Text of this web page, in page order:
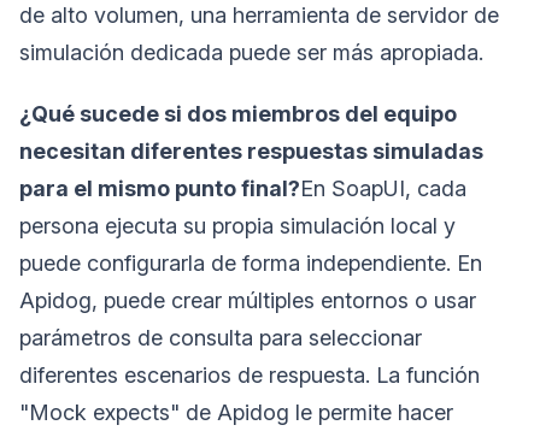
de alto volumen, una herramienta de servidor de
simulación dedicada puede ser más apropiada.
¿Qué sucede si dos miembros del equipo
necesitan diferentes respuestas simuladas
para el mismo punto final?En SoapUI, cada
persona ejecuta su propia simulación local y
puede configurarla de forma independiente. En
Apidog, puede crear múltiples entornos o usar
parámetros de consulta para seleccionar
diferentes escenarios de respuesta. La función
"Mock expects" de Apidog le permite hacer